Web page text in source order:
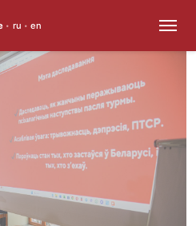
• ru • en